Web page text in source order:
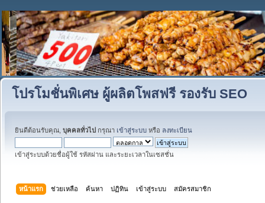
โปรโมชั่นพิเศษ ผู้ผลิตโพสฟรี รองรับ SEO
ยินดีต้อนรับคุณ, บุคคลทั่วไป กรุณา เข้าสู่ระบบ หรือ ลงทะเบียน
เข้าสู่ระบบด้วยชื่อผู้ใช้ รหัสผ่าน และระยะเวลาในเซสชั่น
หน้าแรก ช่วยเหลือ ค้นหา ปฏิทิน เข้าสู่ระบบ สมัครสมาชิก